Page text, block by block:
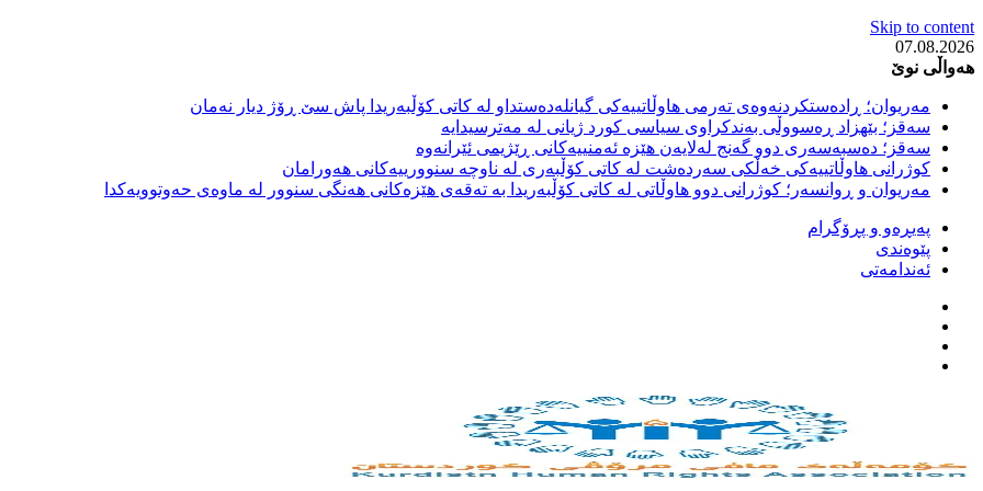
Skip to content
07.08.2026
هەواڵی نوێ
مەریوان؛ ڕادەستکردنەوەی تەرمی هاوڵاتییەکی گیانلەدەستداو لە کاتی کۆڵبەریدا پاش سێ ڕۆژ دیار نەمان
سەقز؛ بێهزاد ڕەسووڵی بەندکراوی سیاسی کورد ژیانی لە مەترسیدایە
سەقز؛ دەسبەسەری دوو گەنج لەلایەن هێزە ئەمنییەکانی ڕێژیمی ئێرانەوە
کوژرانی هاوڵاتییەکی خەڵکی سەردەشت لە کاتی کۆڵبەری لە ناوچە سنوورییەکانی هەورامان
مەریوان و ڕوانسەر؛ کوژرانی دوو هاوڵاتی لە کاتی کۆڵبەریدا بە تەقەی هێزەکانی هەنگی سنوور لە ماوەی حەوتوویەکدا
پەیڕەو و پڕۆگرام
پێوەندی
ئەندامەتی